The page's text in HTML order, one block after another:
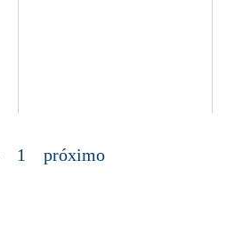
1 próximo